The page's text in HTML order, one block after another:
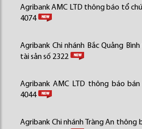
Agribank AMC LTD thông báo tổ
4074
Agribank Chi nhánh Bắc Quảng
tài sản số 2322
Agribank AMC LTD thông báo
4044
Agribank Chi nhánh Tràng An thông